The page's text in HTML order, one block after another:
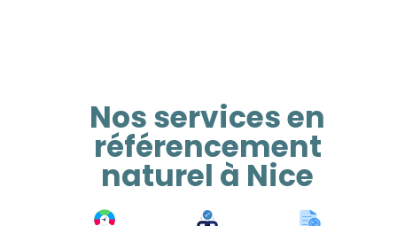
Nos services en
référencement
naturel à Nice